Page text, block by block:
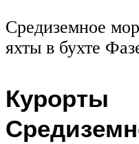
Средиземное
яхты в бухте
Курорты